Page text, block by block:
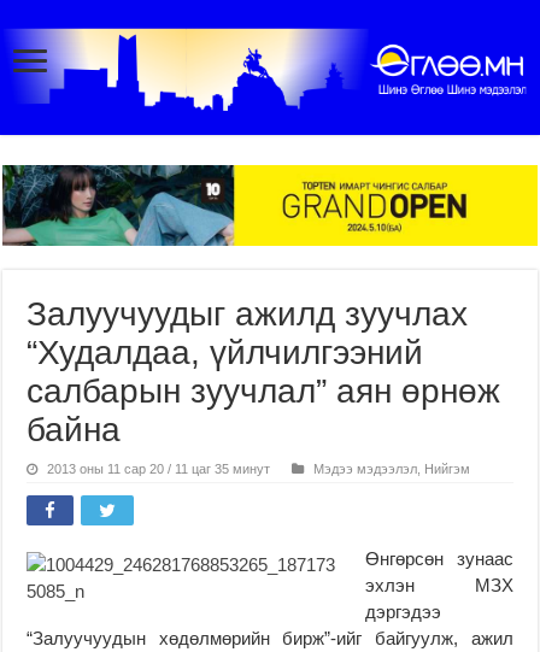
Залуучуудыг ажилд зуучлах
“Худалдаа, үйлчилгээний
салбарын зуучлал” аян өрнөж
байна
2013 оны 11 сар 20 / 11 цаг 35 минут Мэдээ мэдээлэл Нийгэм
Өнгөрсөн зунаас
эхлэн МЗХ
дэргэдээ
“Залуучуудын хөдөлмөрийн бирж”-ийг байгуулж, ажил